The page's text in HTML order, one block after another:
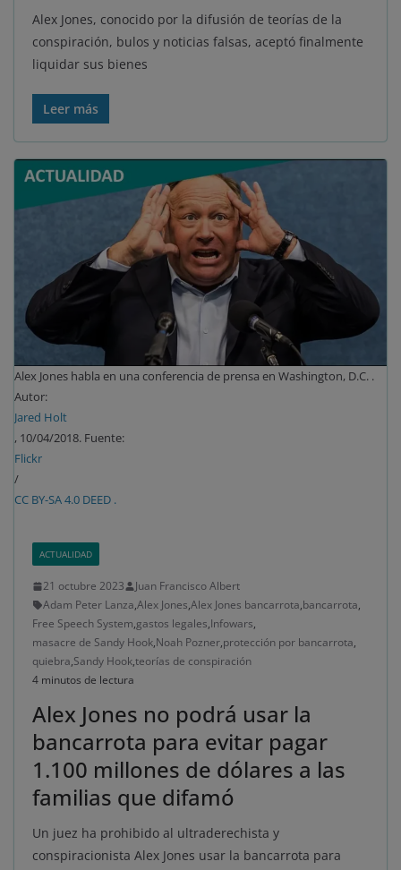
Alex Jones, conocido por la difusión de teorías de la
conspiración, bulos y noticias falsas, aceptó finalmente
liquidar sus bienes
Leer más
Alex Jones habla en una conferencia de prensa en Washington, D.C. .
Autor:
Jared Holt
, 10/04/2018. Fuente:
Flickr
/
CC BY-SA 4.0 DEED .
ACTUALIDAD
21 octubre 2023
Juan Francisco Albert
Adam Peter Lanza,Alex Jones,Alex Jones bancarrota,bancarrota,
Free Speech System,gastos legales,Infowars,
masacre de Sandy Hook,Noah Pozner,protección por bancarrota,
quiebra,Sandy Hook,teorías de conspiración
4 minutos de lectura
Alex Jones no podrá usar la
bancarrota para evitar pagar
1.100 millones de dólares a las
familias que difamó
Un juez ha prohibido al ultraderechista y
conspiracionista Alex Jones usar la bancarrota para